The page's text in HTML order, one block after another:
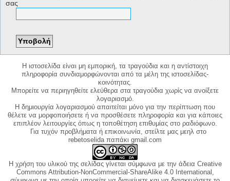
σας
Η ιστοσελίδα είναι μη εμπορική, τα τραγούδια και η αντίστοιχη
πληροφορία συνδιαμορφώνονται από τα μέλη της ιστοσελίδας-
κοινότητας.
Μπορείτε να περιηγηθείτε ελεύθερα στα τραγούδια χωρίς να ανοίξετε
λογαριασμό.
Η δημιουργία λογαριασμού απαιτείται μόνο για την περίπτωση που
θέλετε να μορφοποιήσετε ή να προσθέσετε πληροφορία και για κάποιες
επιπλέον λειτουργίες όπως η τοποθέτηση επιθυμίας στο ραδιόφωνο.
Για τυχόν προβλήματα ή επικοινωνία, στείλτε μας μεηλ στο
rebetoselida παπάκι gmail.com
Η χρήση του υλικού της σελίδας γίνεται σύμφωνα με την άδεια Creative
Commons Attribution-NonCommercial-ShareAlike 4.0 International,